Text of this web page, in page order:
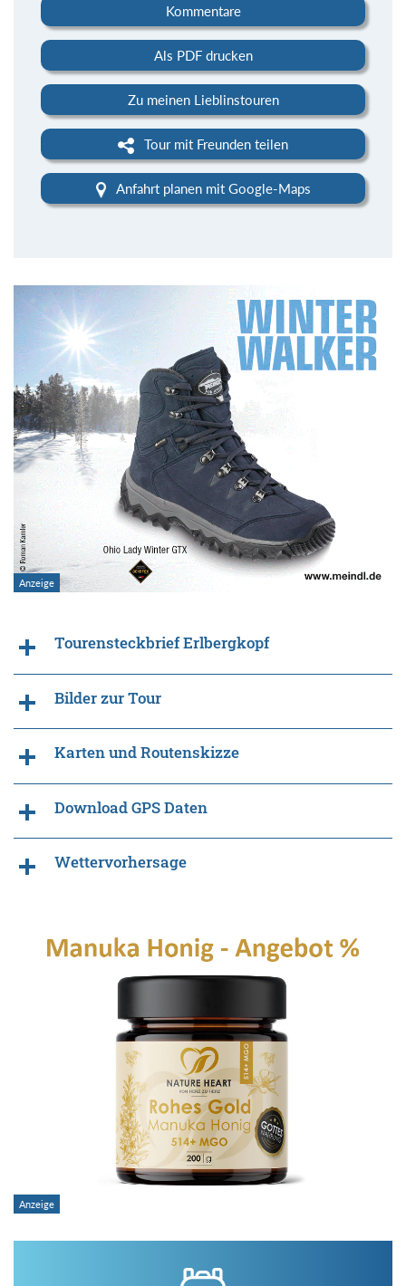
Kommentare
Als PDF drucken
Zu meinen Lieblinstouren
Tour mit Freunden teilen
Anfahrt planen mit Google-Maps
Tourensteckbrief Erlbergkopf
Bilder zur Tour
Karten und Routenskizze
Download GPS Daten
Wettervorhersage